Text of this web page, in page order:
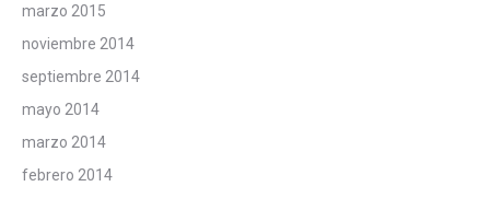
marzo 2015
noviembre 2014
septiembre 2014
mayo 2014
marzo 2014
febrero 2014